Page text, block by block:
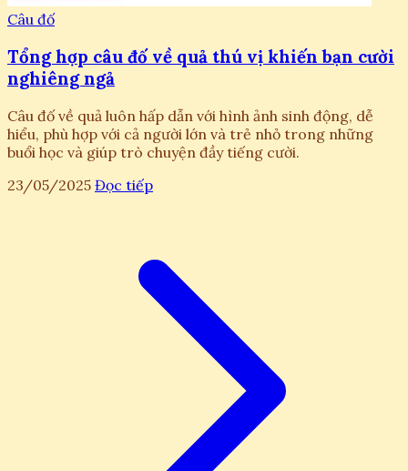
Câu đố
Tổng hợp câu đố về quả thú vị khiến bạn cười
nghiêng ngả
Câu đố về quả luôn hấp dẫn với hình ảnh sinh động, dễ
hiểu, phù hợp với cả người lớn và trẻ nhỏ trong những
buổi học và giúp trò chuyện đầy tiếng cười.
23/05/2025 Đọc tiếp